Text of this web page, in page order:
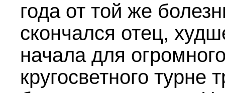
года от той же
скончался отец,
начала для
кругосветного турне